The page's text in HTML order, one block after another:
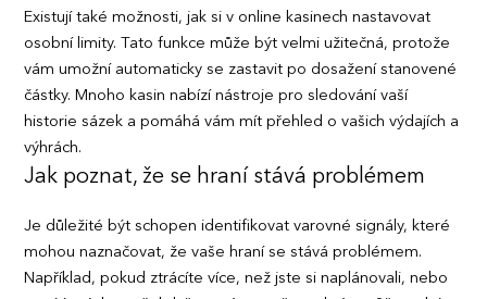
Existují také možnosti, jak si v online kasinech nastavovat
osobní limity. Tato funkce může být velmi užitečná, protože
vám umožní automaticky se zastavit po dosažení stanovené
částky. Mnoho kasin nabízí nástroje pro sledování vaší
historie sázek a pomáhá vám mít přehled o vašich výdajích a
výhrách.
Jak poznat, že se hraní stává problémem
Je důležité být schopen identifikovat varovné signály, které
mohou naznačovat, že vaše hraní se stává problémem.
Například, pokud ztrácíte více, než jste si naplánovali, nebo